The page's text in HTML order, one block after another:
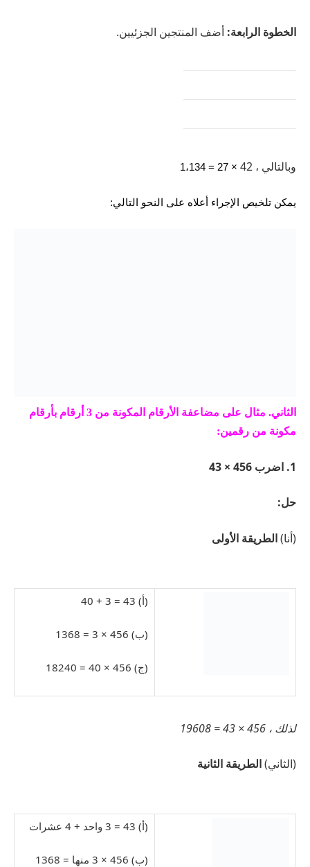
الخطوة الرابعة: أضف المنتجين الجزئيين.
وبالتالي ، 42 × 27 = 1،134
يمكن تلخيص الإجراء أعلاه على النحو التالي:
الثاني. مثال على مضاعفة الأرقام المكونة من 3 أرقام بأرقام
مكونة من رقمين:
1. اضرب 456 × 43
حل:
(أنا)الطريقة الأولى
(أ) 43 = 3 + 40
(ب) 456 × 3 = 1368
(ج) 456 × 40 = 18240
لذلك ، 456 × 43 = 19608
(الثاني)الطريقة الثانية
(أ) 43 = 3 واحد + 4 عشرات
(ب) 456 × 3 منها = 1368